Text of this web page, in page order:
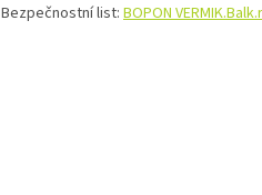
Bezpečnostní list: BOPON